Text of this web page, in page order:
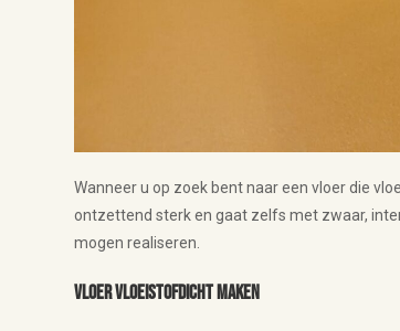
Wanneer u op zoek bent naar een vloer die
ontzettend sterk en gaat zelfs met zwaar,
mogen realiseren.
Vloer vloeistofdicht maken